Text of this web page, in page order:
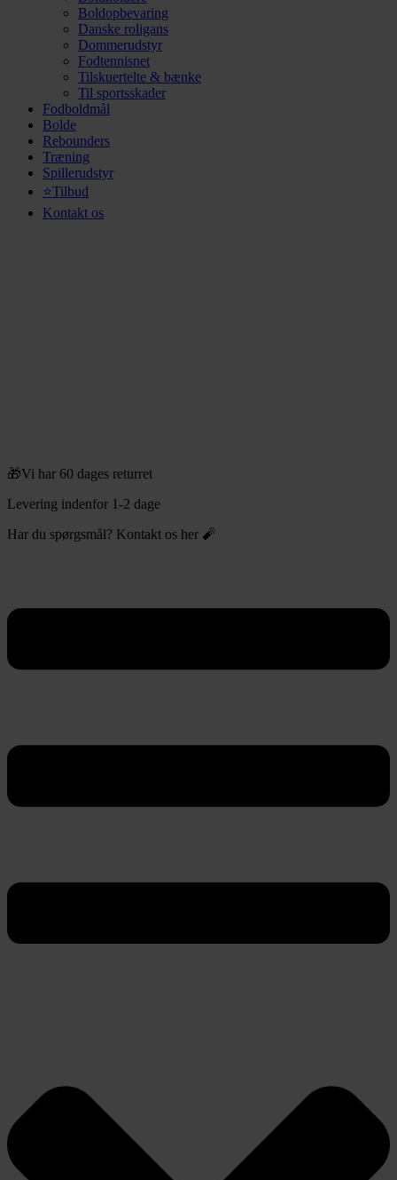
Boldopbevaring
Danske roligans
Dommerudstyr
Fodtennisnet
Tilskuertelte & bænke
Til sportsskader
Fodboldmål
Bolde
Rebounders
Træning
Spillerudstyr
⭐Tilbud
Kontakt os
🎁Vi har 60 dages returret
Levering indenfor 1-2 dage
Har du spørgsmål? Kontakt os her 🧨